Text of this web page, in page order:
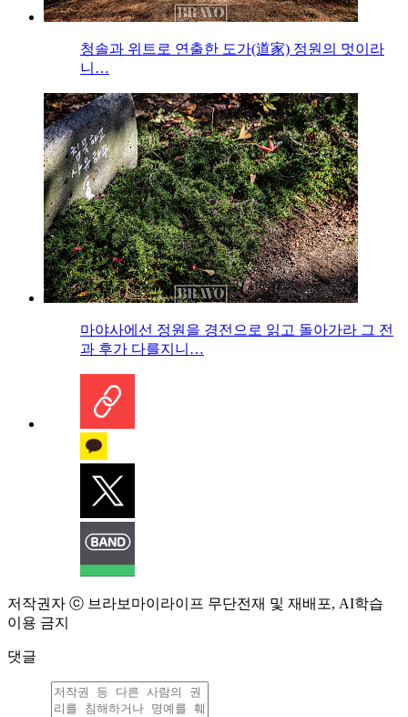
청솔과 위트로 연출한 도가(道家) 정원의 멋이라
니…
마야사에선 정원을 경전으로 읽고 돌아가라 그 전
과 후가 다를지니…
저작권자 ⓒ 브라보마이라이프 무단전재 및 재배포, AI학습
이용 금지
댓글